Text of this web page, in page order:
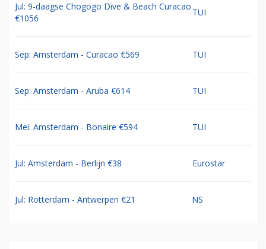
Jul: 9-daagse Chogogo Dive & Beach Curacao
€1056
TUI
Sep: Amsterdam - Curacao €569 TUI
Sep: Amsterdam - Aruba €614 TUI
Mei: Amsterdam - Bonaire €594 TUI
Jul: Amsterdam - Berlijn €38 Eurostar
Jul: Rotterdam - Antwerpen €21 NS